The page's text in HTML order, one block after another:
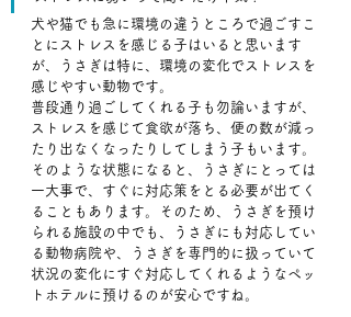
犬や猫でも急に環境の違うところで過ごすこ
とにストレスを感じる子はいると思います
が、うさぎは特に、環境の変化でストレスを
感じやすい動物です。
普段通り過ごしてくれる子も勿論いますが、
ストレスを感じて食欲が落ち、便の数が減っ
たり出なくなったりしてしまう子もいます。
そのような状態になると、うさぎにとっては
一大事で、すぐに対応策をとる必要が出てく
ることもあります。そのため、うさぎを預け
られる施設の中でも、うさぎにも対応してい
る動物病院や、うさぎを専門的に扱っていて
状況の変化にすぐ対応してくれるようなペッ
トホテルに預けるのが安心ですね。